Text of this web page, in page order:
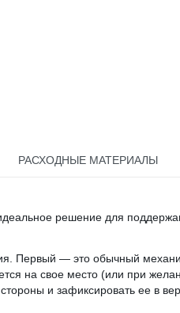
РАСХОДНЫЕ МАТЕРИАЛЫ
решение для
Первый — это обычный
на свое место (или при
и зафиксировать ее в